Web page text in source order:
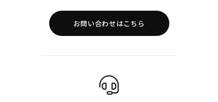
お問い合わせはこちら